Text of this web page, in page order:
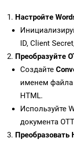
Настройте
ID, Client
Преобразуйте
Создайте
именем
HTML.
Используйте
документа